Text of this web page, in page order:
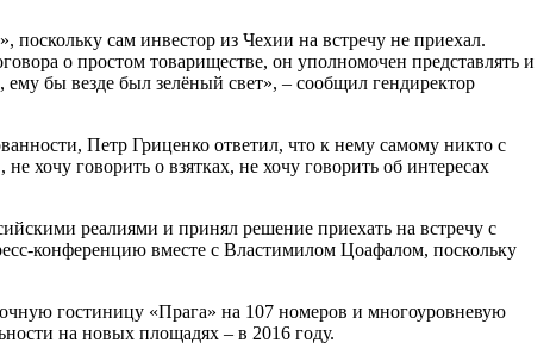
поскольку сам инвестор из Чехии на встречу не приехал.
о простом товариществе, он уполномочен представлять и
бы везде был зелёный свет», – сообщил гендиректор
Петр Гриценко ответил, что к нему самому никто с
хочу говорить о взятках, не хочу говорить об интересах
реалиями и принял решение приехать на встречу с
конференцию вместе с Властимилом Цоафалом, поскольку
гостиницу «Прага» на 107 номеров и многоуровневую
на новых площадях – в 2016 году.